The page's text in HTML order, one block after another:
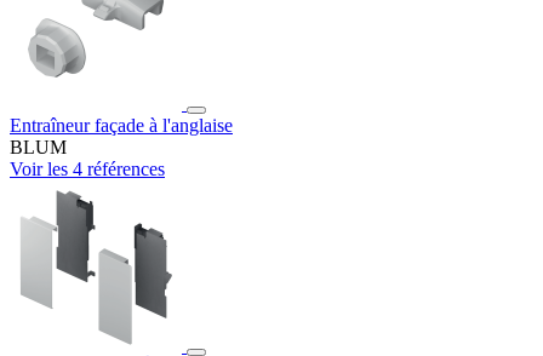
Entraîneur façade à l'anglaise
BLUM
Voir les 4 références